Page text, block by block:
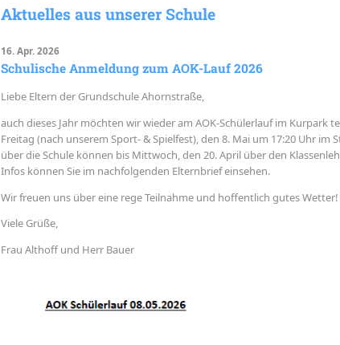
Aktuelles aus unserer Schule
16. Apr. 2026
Schulische Anmeldung zum AOK-Lauf 2026
Liebe Eltern der Grundschule Ahornstraße,
auch dieses Jahr möchten wir wieder am AOK-Schülerlauf im Kurpark
Freitag (nach unserem Sport- & Spielfest), den 8. Mai um 17:20 Uhr im
über die Schule können bis Mittwoch, den 20. April über den
Infos können Sie im nachfolgenden Elternbrief einsehen.
Wir freuen uns über eine rege Teilnahme und hoffentlich gutes Wetter!
Viele Grüße,
Frau Althoff und Herr Bauer